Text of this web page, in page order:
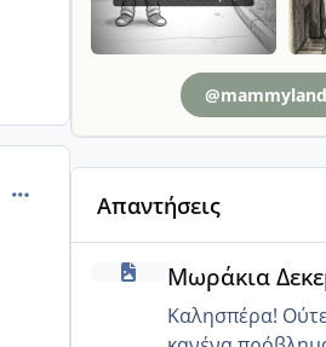
comment_816902
Απαντήσεις
Μωράκια Δεκεμβρίου 2026
Μωράκια
Καλησπέρα!